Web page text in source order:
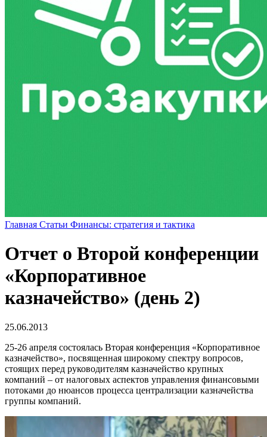
Главная Статьи Финансы: стратегия и тактика
Отчет о Второй конференции
«Корпоративное
казначейство» (день 2)
25.06.2013
25-26 апреля состоялась Вторая конференция «Корпоративное
казначейство», посвященная широкому спектру вопросов,
стоящих перед руководителям казначейство крупных
компаний – от налоговых аспектов управления финансовыми
потоками до нюансов процесса централизации казначейства
группы компаний.